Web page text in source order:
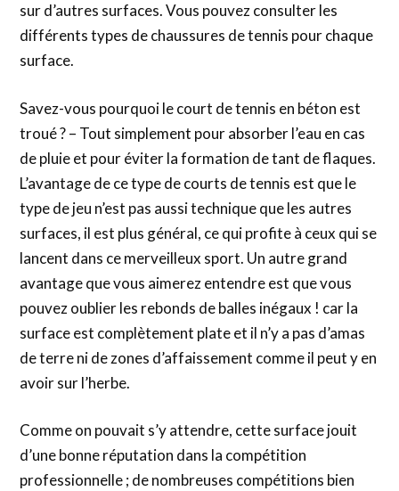
sur d’autres surfaces. Vous pouvez consulter les
différents types de chaussures de tennis pour chaque
surface.
Savez-vous pourquoi le court de tennis en béton est
troué ? – Tout simplement pour absorber l’eau en cas
de pluie et pour éviter la formation de tant de flaques.
L’avantage de ce type de courts de tennis est que le
type de jeu n’est pas aussi technique que les autres
surfaces, il est plus général, ce qui profite à ceux qui se
lancent dans ce merveilleux sport. Un autre grand
avantage que vous aimerez entendre est que vous
pouvez oublier les rebonds de balles inégaux ! car la
surface est complètement plate et il n’y a pas d’amas
de terre ni de zones d’affaissement comme il peut y en
avoir sur l’herbe.
Comme on pouvait s’y attendre, cette surface jouit
d’une bonne réputation dans la compétition
professionnelle ; de nombreuses compétitions bien